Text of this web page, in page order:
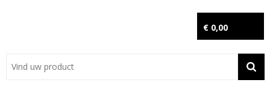
€ 0,00
Contact